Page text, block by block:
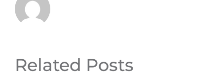
Related Posts